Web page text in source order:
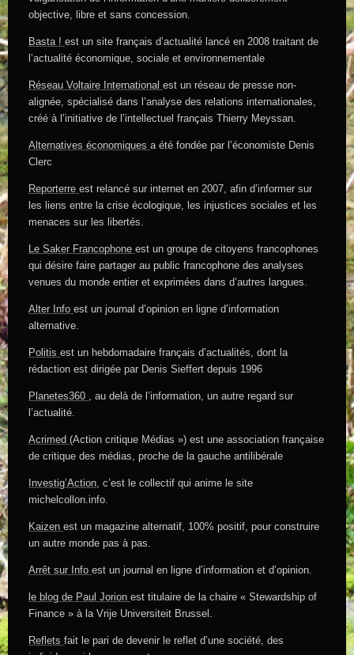
objective, libre et sans concession.
Basta ! est un site français d’actualité lancé en 2008 traitant de
l’actualité économique, sociale et environnementale
Réseau Voltaire International est un réseau de presse non-
alignée, spécialisé dans l’analyse des relations internationales,
créé à l’initiative de l’intellectuel français Thierry Meyssan.
Alternatives économiques a été fondée par l’économiste Denis
Clerc
Reporterre est relancé sur internet en 2007, afin d’informer sur
les liens entre la crise écologique, les injustices sociales et les
menaces sur les libertés.
Le Saker Francophone est un groupe de citoyens francophones
qui désire faire partager au public francophone des analyses
venues du monde entier et exprimées dans d’autres langues.
Alter Info est un journal d’opinion en ligne d’information
alternative.
Politis est un hebdomadaire français d’actualités, dont la
rédaction est dirigée par Denis Sieffert depuis 1996
Planetes360 , au delà de l’information, un autre regard sur
l’actualité.
Acrimed (Action critique Médias ») est une association française
de critique des médias, proche de la gauche antilibérale
Investig’Action, c’est le collectif qui anime le site
michelcollon.info.
Kaizen est un magazine alternatif, 100% positif, pour construire
un autre monde pas à pas.
Arrêt sur Info est un journal en ligne d’information et d’opinion.
le blog de Paul Jorion est titulaire de la chaire « Stewardship of
Finance » à la Vrije Universiteit Brussel.
Reflets fait le pari de devenir le reflet d’une société, des